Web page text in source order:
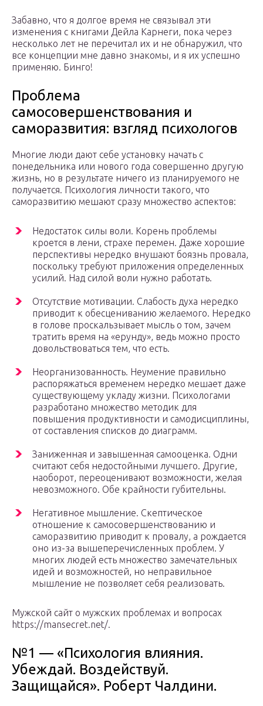
Забавно, что я долгое время не связывал эти
изменения с книгами Дейла Карнеги, пока через
несколько лет не перечитал их и не обнаружил, что
все концепции мне давно знакомы, и я их успешно
применяю. Бинго!
Проблема
самосовершенствования и
саморазвития: взгляд психологов
Многие люди дают себе установку начать с
понедельника или нового года совершенно другую
жизнь, но в результате ничего из планируемого не
получается. Психология личности такого, что
саморазвитию мешают сразу множество аспектов:
Недостаток силы воли. Корень проблемы
кроется в лени, страхе перемен. Даже хорошие
перспективы нередко внушают боязнь провала,
поскольку требуют приложения определенных
усилий. Над силой воли нужно работать.
Отсутствие мотивации. Слабость духа нередко
приводит к обесцениванию желаемого. Нередко
в голове проскальзывает мысль о том, зачем
тратить время на «ерунду», ведь можно просто
довольствоваться тем, что есть.
Неорганизованность. Неумение правильно
распоряжаться временем нередко мешает даже
существующему укладу жизни. Психологами
разработано множество методик для
повышения продуктивности и самодисциплины,
от составления списков до диаграмм.
Заниженная и завышенная самооценка. Одни
считают себя недостойными лучшего. Другие,
наоборот, переоценивают возможности, желая
невозможного. Обе крайности губительны.
Негативное мышление. Скептическое
отношение к самосовершенствованию и
саморазвитию приводит к провалу, а рождается
оно из-за вышеперечисленных проблем. У
многих людей есть множество замечательных
идей и возможностей, но неправильное
мышление не позволяет себя реализовать.
Мужской сайт о мужских проблемах и вопросах
https://mansecret.net/.
№1 — «Психология влияния.
Убеждай. Воздействуй.
Защищайся». Роберт Чалдини.